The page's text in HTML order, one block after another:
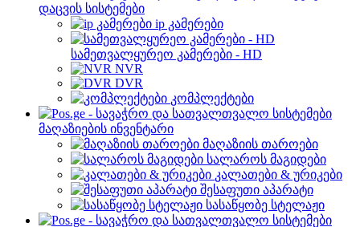
დაცვის სისტემები
ip კამერები
სამეთვალყურეო კამერები - HD
NVR
DVR
კომპლექტები
მაღაზიების ინვენტარი
მაღაზიის თაროები
სალაროს მაგიდები
კალათები & ურიკები
შესაფუთი აპარატი
სასაწყობე სტელაჟი